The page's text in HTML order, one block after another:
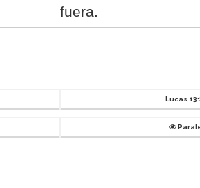
fuera.
Lucas